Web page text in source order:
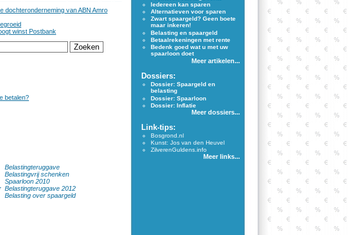
dochteronderneming van ABN Amro
winst Postbank
betalen?
Belastingteruggave
Belastingvrij schenken
Spaarloon 2010
Belastingteruggave 2012
Belasting over spaargeld
Iedereen kan sparen
Alternatieven voor sparen
Zwart spaargeld? Geen boete
maar inkeren!
Belasting en spaargeld
Betaalrekeningen met rente
Bedenk goed wat u met uw
spaarloon doet
Meer artikelen...
Dossiers:
Dossier: Spaargeld en
belasting
Dossier: Spaarloon
Dossier: Inflatie
Meer dossiers...
Link-tips:
Bosgrond.nl
Kunst: Jos van den Heuvel
ZilverenGuldens.info
Meer links...